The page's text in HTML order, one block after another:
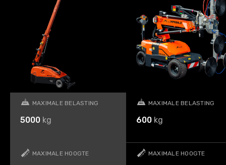
MAXIMALE BELASTING
5000 kg
MAXIMALE HOOGTE
MAXIMALE BELASTING
600 kg
MAXIMALE HOOGTE